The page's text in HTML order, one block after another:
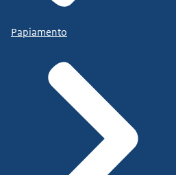
Papiamento